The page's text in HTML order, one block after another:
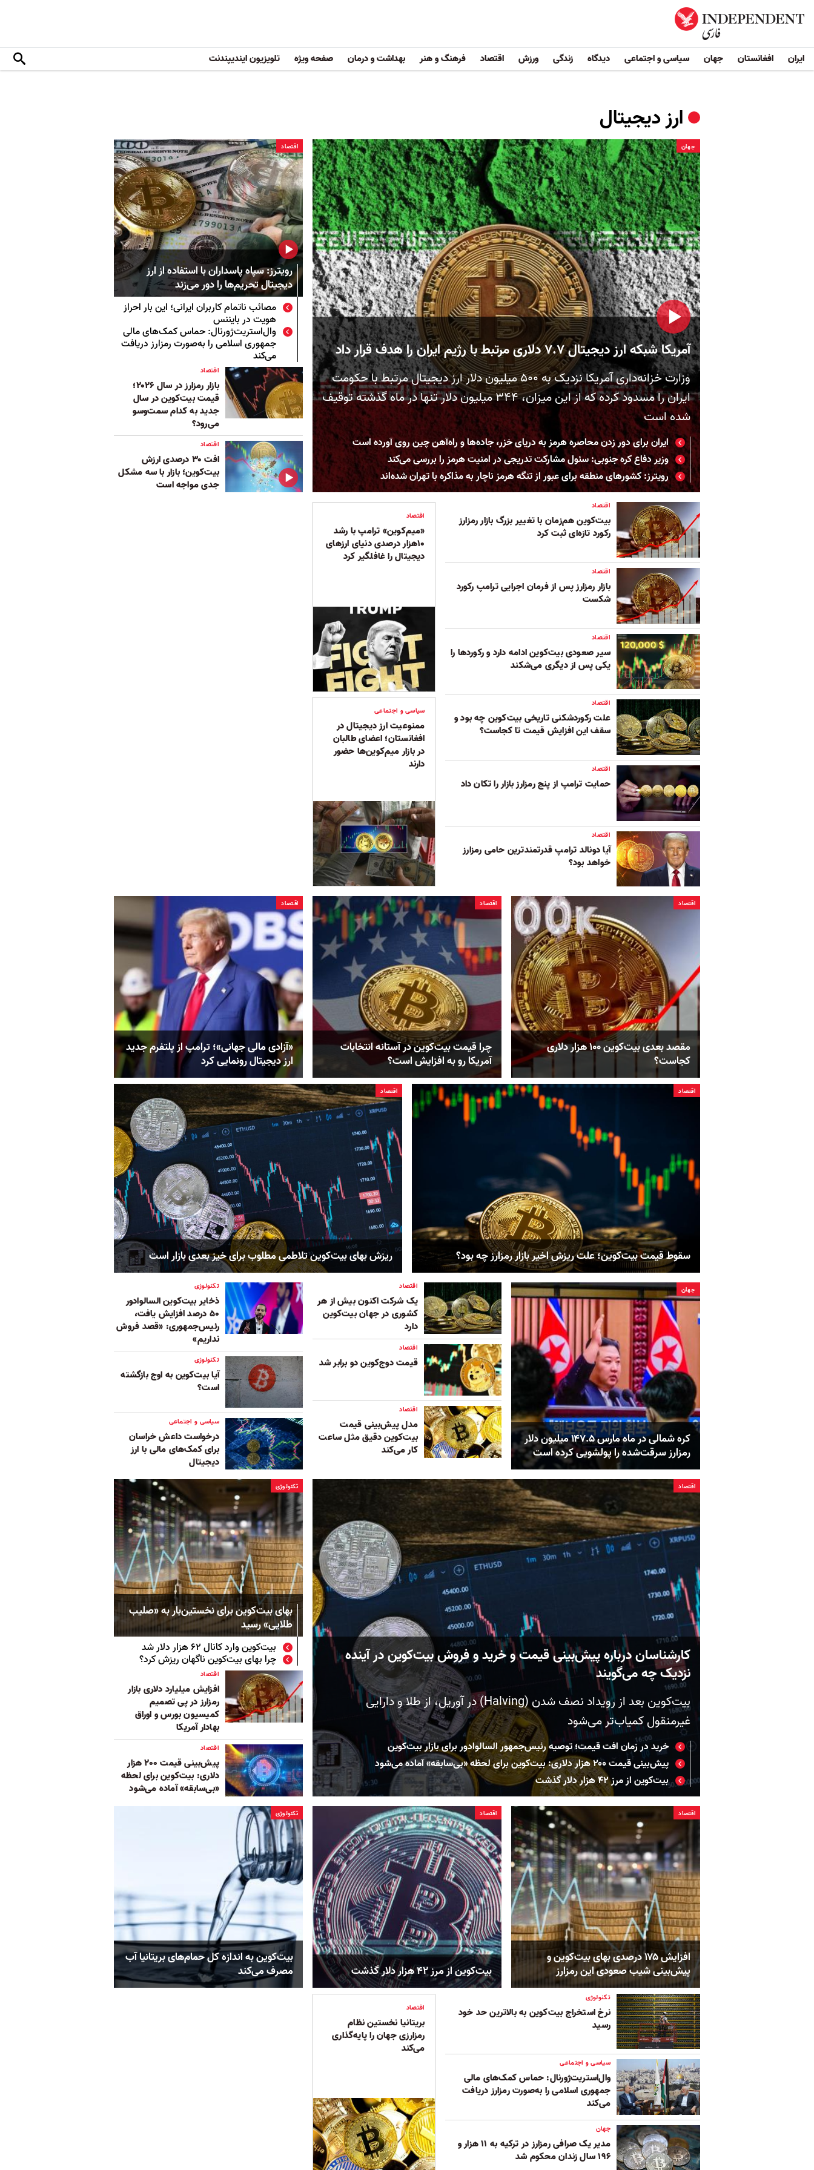
ایران افغانستان جهان سیاسی و اجتماعی دیدگاه زندگی ورزش اقتصاد فرهنگ و هنر بهداشت و درمان صفحه ویژه تلویزیون ایندیپندنت
ارز دیجیتال
جهان
آمریکا شبکه ارز دیجیتال ۷.۷ دلاری مرتبط با رژیم ایران را هدف قرار داد
وزارت خزانه‌داری آمریکا نزدیک به ۵۰۰ میلیون دلار ارز دیجیتال مرتبط با حکومت
ایران را مسدود کرده که از این میزان، ۳۴۴ میلیون دلار تنها در ماه گذشته توقیف
شده است
ایران برای دور زدن محاصره هرمز به دریای خزر، جاده‌ها و راه‌آهن چین روی آورده است
وزیر دفاع کره جنوبی: سئول مشارکت تدریجی در امنیت هرمز را بررسی می‌کند
رویترز: کشورهای منطقه برای عبور از تنگه هرمز ناچار به مذاکره با تهران شده‌اند
اقتصاد
رویترز: سپاه پاسداران با استفاده از ارز
دیجیتال تحریم‌ها را دور می‌زند
مصائب ناتمام کاربران ایرانی؛ این بار احراز
هویت در بایننس
وال‌استریت‌ژورنال: حماس کمک‌های مالی
جمهوری اسلامی را به‌صورت رمزارز دریافت
می‌کند
اقتصاد
بازار رمزارز در سال ۲۰۲۶؛
قیمت بیت‌کوین در سال
جدید به کدام سمت‌و‌سو
می‌رود؟
اقتصاد
افت ۳۰ درصدی ارزش
بیت‌کوین؛ بازار با سه مشکل
جدی مواجه است
اقتصاد
بیت‌کوین هم‌زمان با تغییر بزرگ بازار رمزارز
رکورد تازه‌ای ثبت کرد
اقتصاد
بازار رمزارز پس از فرمان اجرایی ترامپ رکورد
شکست
اقتصاد
سیر صعودی بیت‌کوین ادامه دارد و رکوردها را
یکی پس از دیگری می‌شکند
اقتصاد
علت رکوردشکنی تاریخی بیت‌کوین چه بود و
سقف این افزایش قیمت تا کجاست؟
اقتصاد
حمایت ترامپ از پنج رمزارز بازار را تکان داد
اقتصاد
آیا دونالد ترامپ قدرتمندترین حامی رمزارز
خواهد بود؟
اقتصاد
«میم‌کوین» ترامپ با رشد
۱۰هزار درصدی دنیای ارزهای
دیجیتال را غافلگیر کرد
سیاسی و اجتماعی
ممنوعیت ارز دیجیتال در
افغانستان؛ اعضای طالبان
در بازار میم‌کوین‌ها حضور
دارند
اقتصاد
مقصد بعدی بیت‌کوین ۱۰۰ هزار دلاری
کجاست؟
اقتصاد
چرا قیمت بیت‌کوین در آستانه انتخابات
آمریکا رو به افزایش است؟
اقتصاد
«آزادی مالی جهانی»؛ ترامپ از پلتفرم جدید
ارز دیجیتال رونمایی کرد
اقتصاد
سقوط قیمت بیت‌کوین؛ علت ریزش اخیر بازار رمزارز چه بود؟
اقتصاد
ریزش بهای بیت‌کوین تلاطمی مطلوب برای خیز بعدی بازار است
جهان
کره شمالی در ماه مارس ۱۴۷.۵ میلیون دلار
رمزارز سرقت‌شده را پولشویی کرده است
اقتصاد
یک شرکت اکنون بیش از هر
کشوری در جهان بیت‌کوین
دارد
اقتصاد
قیمت دوج‌کوین دو برابر شد
اقتصاد
مدل پیش‌بینی قیمت
بیت‌کوین دقیق مثل ساعت
کار می‌کند
تکنولوژی
ذخایر بیت‌کوین السالوادور
۵۰ درصد افزایش یافت،
رئیس‌جمهوری: «قصد فروش
نداریم»
تکنولوژی
آیا بیت‌کوین به اوج بازگشته
است؟‌
سیاسی و اجتماعی
درخواست داعش خراسان
برای کمک‌های مالی با ارز
دیجیتال
اقتصاد
کارشناسان درباره پیش‌بینی قیمت و خرید و فروش بیت‌کوین در آینده
نزدیک چه می‌گویند
بیت‌کوین بعد از رویداد نصف شدن (Halving) در آوریل، از طلا و دارایی
غیرمنقول کمیاب‌تر می‌شود
خرید در زمان افت قیمت؛ توصیه رئیس‌جمهور السالوادور برای بازار بیت‌کوین
پیش‌بینی قیمت ۲۰۰ هزار دلاری: بیت‌کوین برای لحظه‌ «بی‌سابقه» آماده می‌شود
بیت‌کوین از مرز ۴۲ هزار دلار گذشت
تکنولوژی
بهای بیت‌کوین برای نخستین‌بار به «صلیب
طلایی» رسید
بیت‌کوین وارد کانال ۶۲ هزار دلار شد
چرا بهای بیت‌کوین ناگهان ریزش کرد؟
اقتصاد
افزایش میلیارد دلاری بازار
رمزارز در پی تصمیم
کمیسیون بورس و اوراق
بهادار آمریکا
اقتصاد
پیش‌بینی قیمت ۲۰۰ هزار
دلاری: بیت‌کوین برای لحظه‌
«بی‌سابقه» آماده می‌شود
اقتصاد
افزایش ۱۷۵ درصدی بهای بیت‌کوین و
پیش‌بینی شیب صعودی این رمزارز
اقتصاد
بیت‌کوین از مرز ۴۲ هزار دلار گذشت
تکنولوژی
بیت‌کوین به اندازه کل حمام‌های بریتانیا آب
مصرف می‌کند
تکنولوژی
نرخ استخراج بیت‌کوین به بالاترین حد خود
رسید
سیاسی و اجتماعی
وال‌استریت‌ژورنال: حماس کمک‌های مالی
جمهوری اسلامی را به‌صورت رمزارز دریافت
می‌کند
جهان
مدیر یک صرافی رمزارز در ترکیه به ۱۱ هزار و
۱۹۶ سال زندان محکوم شد
اقتصاد
بریتانیا نخستین نظام
رمزارزی جهان را پایه‌گذاری
می‌کند